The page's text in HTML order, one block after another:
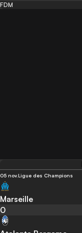
FDM
05 nov.Ligue des Champions
Marseille
0